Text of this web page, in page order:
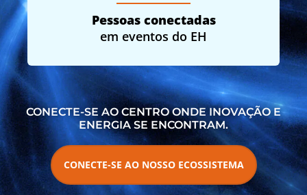
Pessoas conectadas
em eventos do EH
CONECTE-SE AO CENTRO ONDE INOVAÇÃO E
ENERGIA SE ENCONTRAM.
CONECTE-SE AO NOSSO ECOSSISTEMA